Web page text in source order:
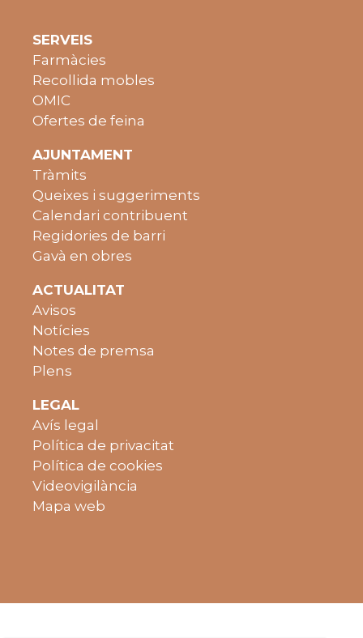
SERVEIS
Farmàcies
Recollida mobles
OMIC
Ofertes de feina
AJUNTAMENT
Tràmits
Queixes i suggeriments
Calendari contribuent
Regidories de barri
Gavà en obres
ACTUALITAT
Avisos
Notícies
Notes de premsa
Plens
LEGAL
Avís legal
Política de privacitat
Política de cookies
Videovigilància
Mapa web